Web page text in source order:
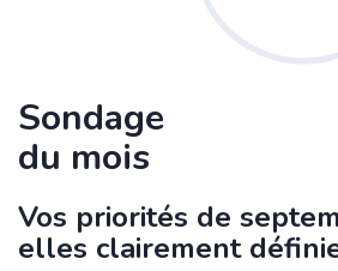
Sondage
du mois
Vos priorités de
elles clairement